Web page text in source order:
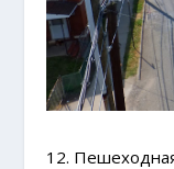
12.